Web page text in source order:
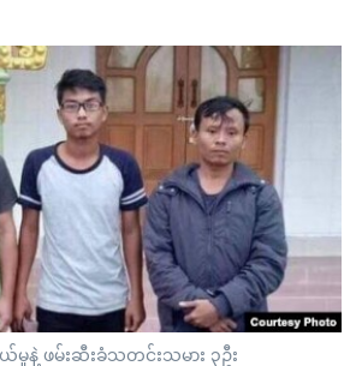
ာ
စာ
က်အလက်များ
း
ဖမ်းဆီးခံသတင်းသမား ၃ဦး